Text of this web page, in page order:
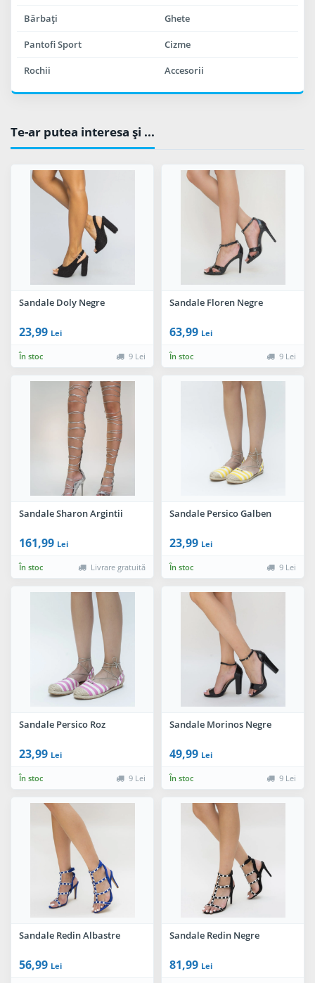
Bărbaţi Ghete
Pantofi Sport Cizme
Rochii Accesorii
Te-ar putea interesa şi ...
Sandale Doly Negre
23,99 Lei
În stoc 9 Lei
Sandale Floren Negre
63,99 Lei
În stoc 9 Lei
Sandale Sharon Argintii
161,99 Lei
În stoc Livrare gratuită
Sandale Persico Galben
23,99 Lei
În stoc 9 Lei
Sandale Persico Roz
23,99 Lei
În stoc 9 Lei
Sandale Morinos Negre
49,99 Lei
În stoc 9 Lei
Sandale Redin Albastre
56,99 Lei
Sandale Redin Negre
81,99 Lei